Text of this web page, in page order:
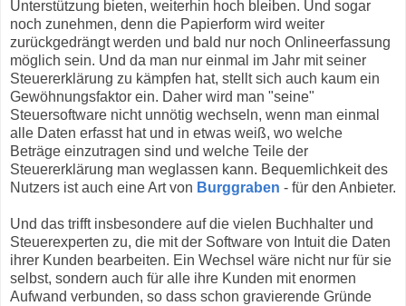
Unterstützung bieten, weiterhin hoch bleiben. Und sogar
noch zunehmen, denn die Papierform wird weiter
zurückgedrängt werden und bald nur noch Onlineerfassung
möglich sein. Und da man nur einmal im Jahr mit seiner
Steuererklärung zu kämpfen hat, stellt sich auch kaum ein
Gewöhnungsfaktor ein. Daher wird man "seine"
Steuersoftware nicht unnötig wechseln, wenn man einmal
alle Daten erfasst hat und in etwas weiß, wo welche
Beträge einzutragen sind und welche Teile der
Steuererklärung man weglassen kann. Bequemlichkeit des
Nutzers ist auch eine Art von Burggraben - für den Anbieter.
Und das trifft insbesondere auf die vielen Buchhalter und
Steuerexperten zu, die mit der Software von Intuit die Daten
ihrer Kunden bearbeiten. Ein Wechsel wäre nicht nur für sie
selbst, sondern auch für alle ihre Kunden mit enormen
Aufwand verbunden, so dass schon gravierende Gründe